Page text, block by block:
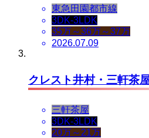
東急田園都市線
3DK-3LDK
35万～36万～37万
2026.07.09
クレスト井村・三軒茶
三軒茶屋
3DK-3LDK
20万～21万